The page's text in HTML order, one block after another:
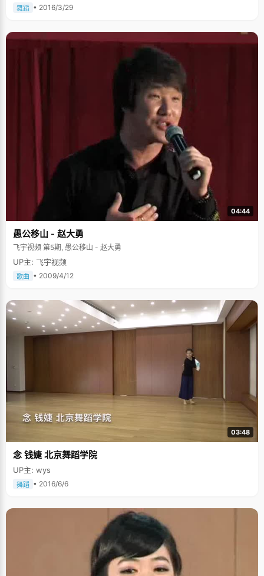
舞蹈 • 2016/3/29
04:44
愚公移山 - 赵大勇
飞宇视频 第5期, 愚公移山 - 赵大勇
UP主: 飞宇视频
歌曲 • 2009/4/12
03:48
念 钱婕 北京舞蹈学院
UP主: wys
舞蹈 • 2016/6/6